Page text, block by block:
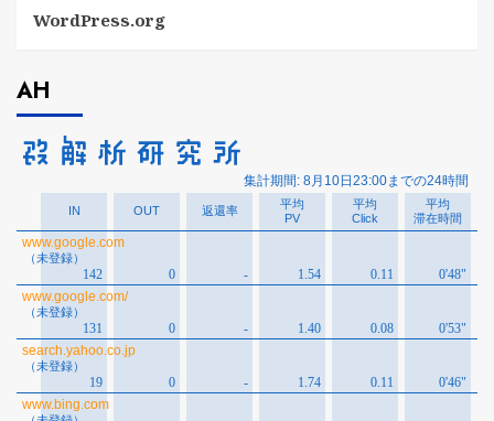
WordPress.org
AH